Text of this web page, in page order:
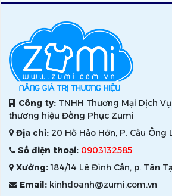
Công ty: TNHH Thương Mại Dịch
thương hiệu Đồng Phục Zumi
Địa chỉ: 20 Hồ Hảo Hớn, P. Cầu Ông
Số điện thoại: 0903132585
Xưởng:184/14 Lê Đình Cẩn, p. Tân
Email: kinhdoanh@zumi.com.vn